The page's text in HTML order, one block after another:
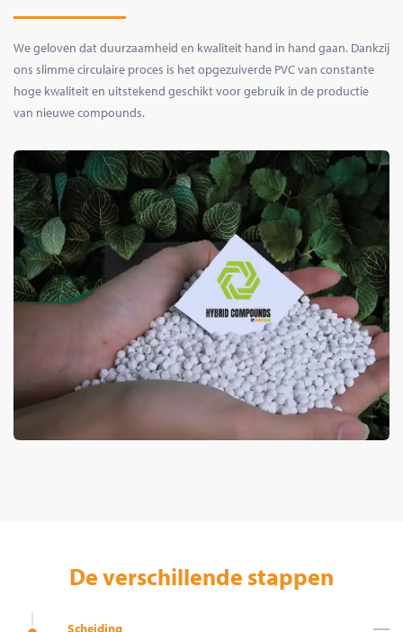
We geloven dat duurzaamheid en kwaliteit hand in hand gaan. Dankzij
ons slimme circulaire proces is het opgezuiverde PVC van constante
hoge kwaliteit en uitstekend geschikt voor gebruik in de productie
van nieuwe compounds.
De verschillende stappen
Scheiding